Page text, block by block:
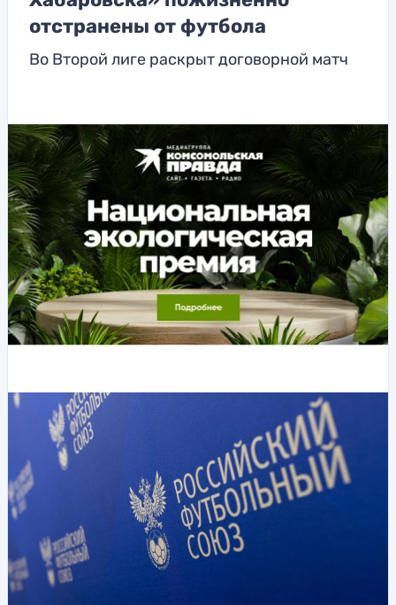
отстранены от футбола
Во Второй лиге раскрыт договорной матч